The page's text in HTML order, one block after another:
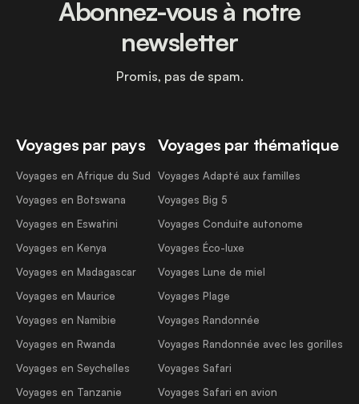
Voyages par pays
Voyages en Afrique du Sud
Voyages en Botswana
Voyages en Eswatini
Voyages en Kenya
Voyages en Madagascar
Voyages en Maurice
Voyages en Namibie
Voyages en Rwanda
Voyages en Seychelles
Voyages en Tanzanie
Voyages par thématique
Voyages Adapté aux familles
Voyages Big 5
Voyages Conduite autonome
Voyages Éco-luxe
Voyages Lune de miel
Voyages Plage
Voyages Randonnée
Voyages Randonnée avec les gorilles
Voyages Safari
Voyages Safari en avion
Abonnez-vous à notre
newsletter
Promis, pas de spam.